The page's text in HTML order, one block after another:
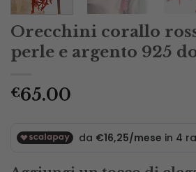
Orecchini corallo
perle e argento 925
€65.00